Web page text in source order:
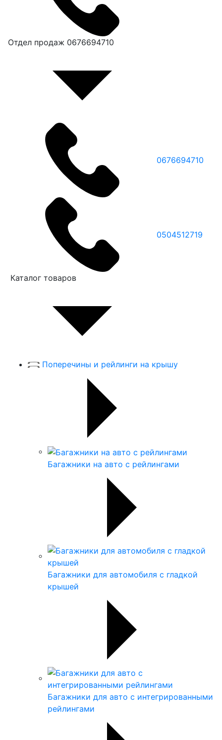
Отдел продаж 0676694710
0676694710
0504512719
Каталог товаров
Поперечины и рейлинги на крышу
Багажники на авто с рейлингами
Багажники для автомобиля с гладкой
крышей
Багажники для авто с интегрированными
рейлингами